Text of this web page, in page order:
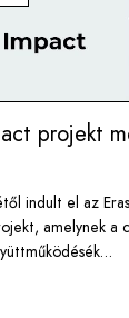
projekt
indult el az
amelynek a